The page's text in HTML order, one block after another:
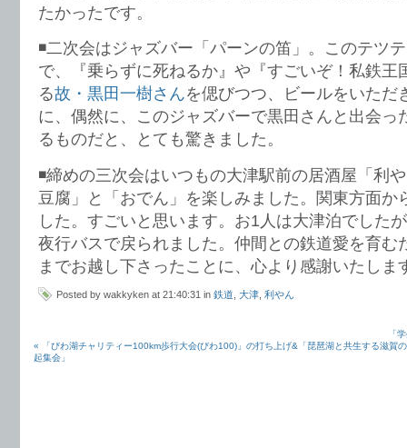
たかったです。
◾️二次会はジャズバー「パーンの笛」。このテツ
で、『乗らずに死ねるか』や『すごいぞ！私鉄王
る故・黒田一樹さんを偲びつつ、ビールをいただ
に、偶然に、このジャズバーで黒田さんと出会っ
るものだと、とても驚きました。
◾️締めの三次会はいつもの大津駅前の居酒屋「利
豆腐」と「おでん」を楽しみました。関東方面か
した。すごいと思います。お1人は大津泊でした
夜行バスで戻られました。仲間との鉄道愛を育む
までお越し下さったことに、心より感謝いたしま
Posted by wakkyken at 21:40:31 in 鉄道 大津 利やん
「
« 「びわ湖チャリティー100km歩行大会(びわ100)」の打ち上げ&「琵琶湖と共生する滋賀
起集会」